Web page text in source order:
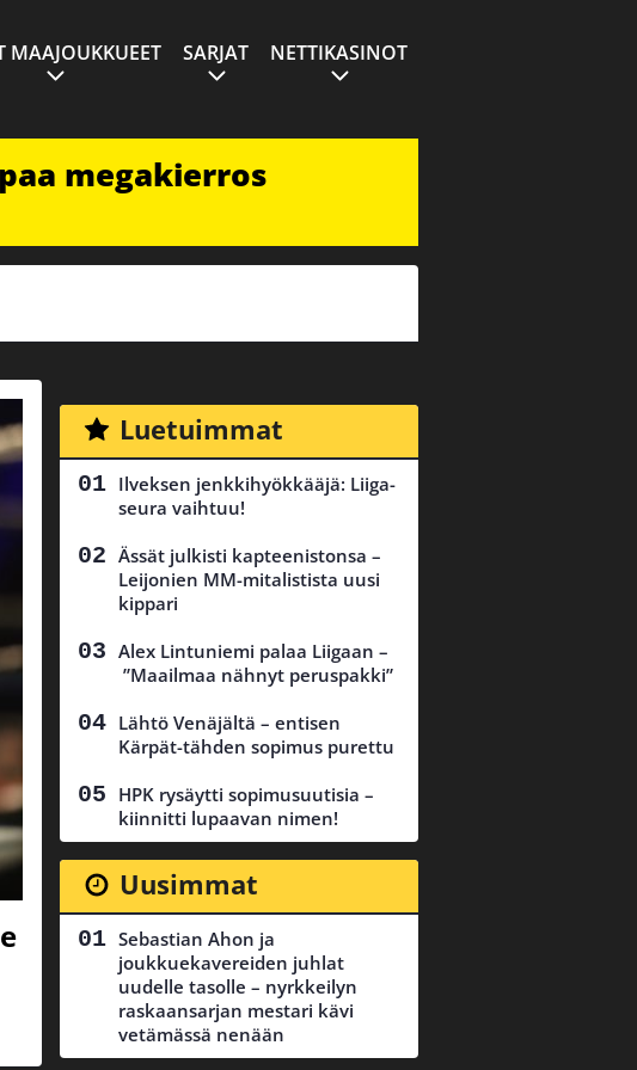
MAAJOUKKUEET SARJAT NETTIKASINOT
megakierros
Luetuimmat
Ilveksen jenkkihyökkääjä: Liiga-
seura vaihtuu!
Ässät julkisti kapteenistonsa –
Leijonien MM-mitalistista uusi
kippari
Alex Lintuniemi palaa Liigaan –
”Maailmaa nähnyt peruspakki”
Lähtö Venäjältä – entisen
Kärpät-tähden sopimus purettu
HPK rysäytti sopimusuutisia –
kiinnitti lupaavan nimen!
Uusimmat
Sebastian Ahon ja
joukkuekavereiden juhlat
uudelle tasolle – nyrkkeilyn
raskaansarjan mestari kävi
vetämässä nenään